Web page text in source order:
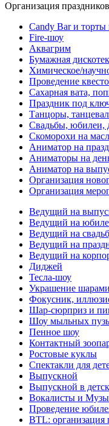
Организация
Candy Bar и торты
Fire-шоу
Аквагрим
Бумажная
Химическое/
Проведение
Сахарная вата,
Праздник под
Танцоры,
Свадьбы, юбилеи,
Скоморохи на
Аниматор на
Аниматоры на
Аниматор на
Организация
Организация
Ведущий на
Ведущий на
Ведущий на
Ведущий на
Ведущий на
Диджей
Тесла-шоу
Украшение шарами
Фокусник,
Шар-сюрприз и
Шоу мыльных
Пенное шоу
Контактный
Ростовые куклы
Спектакли для
Выпускной
Выпускной в
Вокалисты и
Проведение
BTL: организация